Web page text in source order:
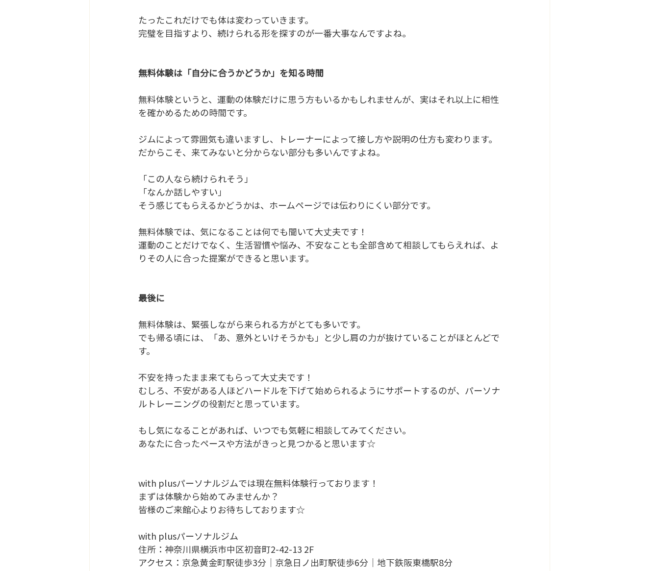
たったこれだけでも体は変わっていきます。
完璧を目指すより、続けられる形を探すのが一番大事なんですよね。
無料体験は「自分に合うかどうか」を知る時間
無料体験というと、運動の体験だけに思う方もいるかもしれませんが、実はそれ以上に相性
を確かめるための時間です。
ジムによって雰囲気も違いますし、トレーナーによって接し方や説明の仕方も変わります。
だからこそ、来てみないと分からない部分も多いんですよね。
「この人なら続けられそう」
「なんか話しやすい」
そう感じてもらえるかどうかは、ホームページでは伝わりにくい部分です。
無料体験では、気になることは何でも聞いて大丈夫です！
運動のことだけでなく、生活習慣や悩み、不安なことも全部含めて相談してもらえれば、よ
りその人に合った提案ができると思います。
最後に
無料体験は、緊張しながら来られる方がとても多いです。
でも帰る頃には、「あ、意外といけそうかも」と少し肩の力が抜けていることがほとんどで
す。
不安を持ったまま来てもらって大丈夫です！
むしろ、不安がある人ほどハードルを下げて始められるようにサポートするのが、パーソナ
ルトレーニングの役割だと思っています。
もし気になることがあれば、いつでも気軽に相談してみてください。
あなたに合ったペースや方法がきっと見つかると思います☆
with plusパーソナルジムでは現在無料体験行っております！
まずは体験から始めてみませんか？
皆様のご来館心よりお待ちしております☆
with plusパーソナルジム
住所：神奈川県横浜市中区初音町2-42-13 2F
アクセス：京急黄金町駅徒歩3分｜京急日ノ出町駅徒歩6分｜地下鉄阪東橋駅8分